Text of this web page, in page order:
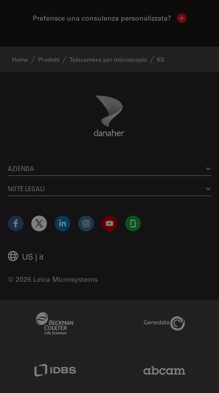
Preferisce una consulenza personalizzata? Show local
Home Prodotti Telecamere per microscopio K8
Danaher Logo
AZIENDA
NOTE LEGALI
US | it
© 2026 Leica Microsystems
Facebook
X LinkedInInstagramYouTubeGlassdoor
Genedata Link